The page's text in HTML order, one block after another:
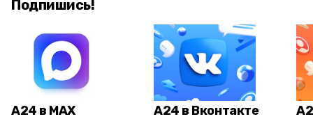
Подпишись!
А24 в MAX А24 в Вконтакте